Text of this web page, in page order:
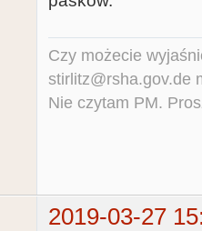
Czy możecie
stirlitz@rsha.gov.de
Nie czytam PM.
2019-03-27